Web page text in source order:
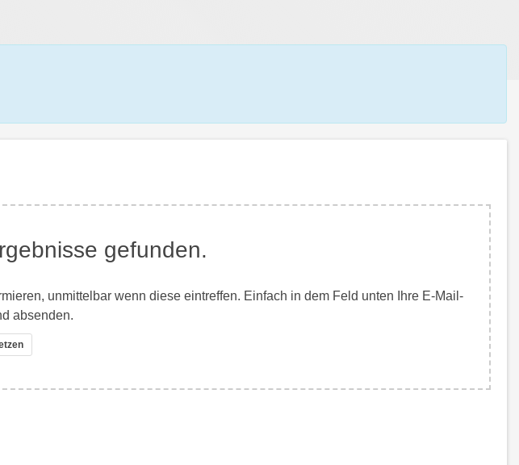
gefunden.
unmittelbar wenn diese eintreffen. Einfach in dem Feld unten Ihre E-Mail-
absenden.